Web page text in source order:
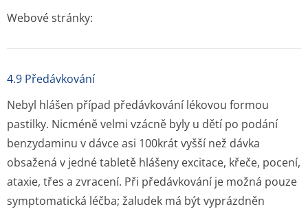
Webové stránky:
4.9 Předávkování
Nebyl hlášen případ předávkování lékovou formou
pastilky. Nicméně velmi vzácně byly u dětí po podání
benzydaminu v dávce asi 100krát vyšší než dávka
obsažená v jedné tabletě hlášeny excitace, křeče, pocení,
ataxie, třes a zvracení. Při předávkování je možná pouze
symptomatická léčba; žaludek má být vyprázdněn